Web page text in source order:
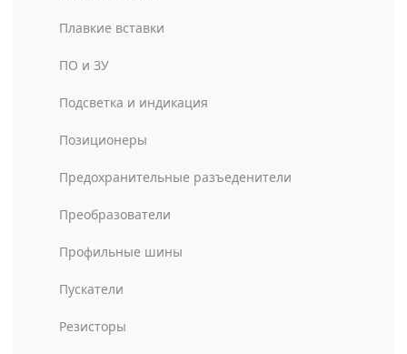
Плавкие вставки
ПО и ЗУ
Подсветка и индикация
Позиционеры
Предохранительные разъеденители
Преобразователи
Профильные шины
Пускатели
Резисторы